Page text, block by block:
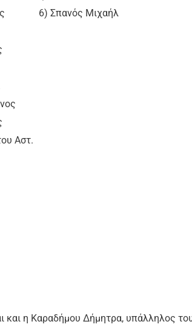
6) Σπανός Μιχαήλ
Αστ.
και η Καραδήμου Δήμητρα, υπάλληλος